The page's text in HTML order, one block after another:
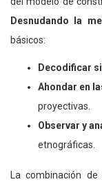
Desnudando la
básicos:
Decodificar
Ahondar en
proyectivas.
Observar y
etnográficas.
La combinación